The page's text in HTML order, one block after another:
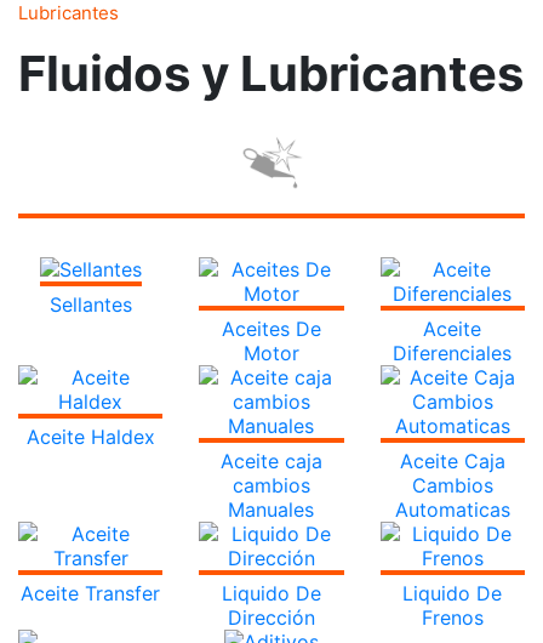
Lubricantes
Fluidos y Lubricantes
Sellantes
Aceites De
Motor
Aceite
Diferenciales
Aceite Haldex
Aceite caja
cambios
Manuales
Aceite Caja
Cambios
Automaticas
Aceite Transfer
Liquido De
Dirección
Liquido De
Frenos